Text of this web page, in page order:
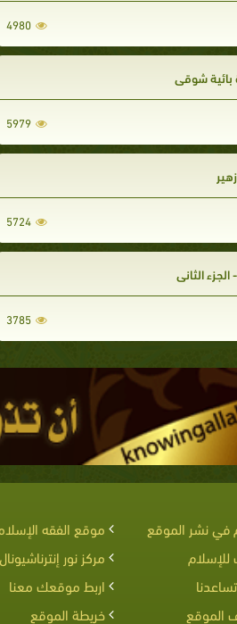
4980
شوقي
5979
5724
الثاني
3785
نشر الموقع
موقع الفقه
للإسلام
مركز نور إنترناشيونال
اربط موقعك معنا
الموقع
خريطة الموقع